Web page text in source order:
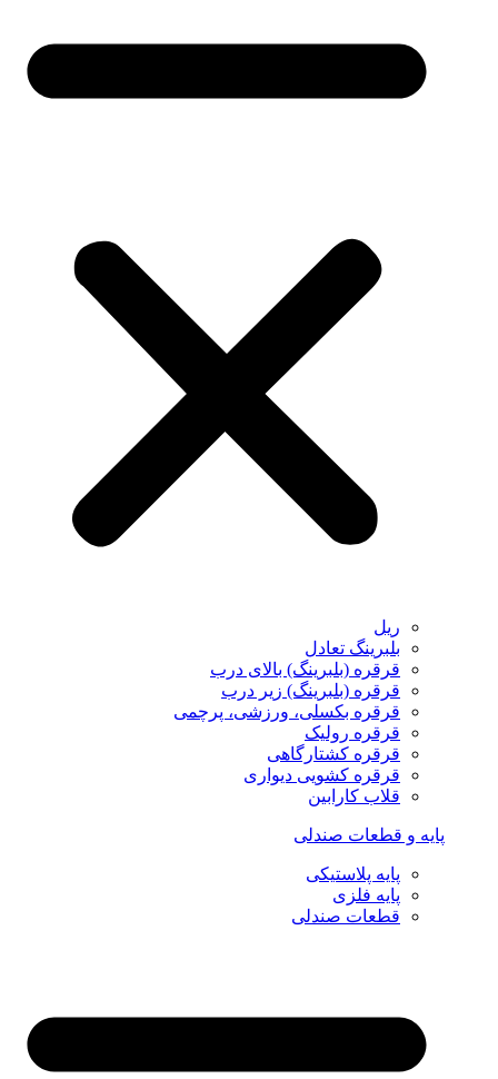
ریل
بلبرینگ تعادل
قرقره (بلبرینگ) بالای درب
قرقره (بلبرینگ) زیر درب
قرقره بکسلی، ورزشی، پرچمی
قرقره رولیک
قرقره کشتارگاهی
قرقره کشویی دیواری
قلاب کارابین
پایه و قطعات صندلی
پایه پلاستیکی
پایه فلزی
قطعات صندلی